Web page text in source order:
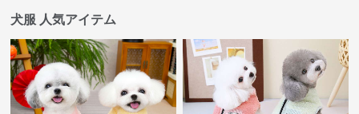
犬服 人気アイテム